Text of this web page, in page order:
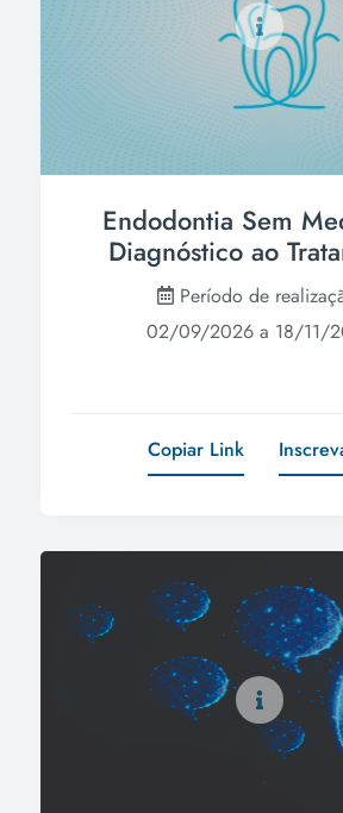
Endodontia Sem
Diagnóstico ao
Período de
02/09/2026 a 18/11/
Copiar Link